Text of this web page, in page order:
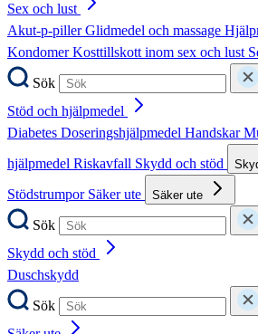
Sex och lust
Akut-p-pillerGlidmedel och massage
KondomerKosttillskott inom sex och lust
Sök
Stöd och hjälpmedel
Diabetes Doseringshjälpmedel Handskar
hjälpmedel Riskavfall Skydd och stöd
Stödstrumpor Säker ute Säker ute
Sök
Skydd och stöd
Duschskydd
Sök